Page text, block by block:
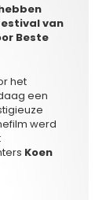
van
Beste
het
een
werd
Koen